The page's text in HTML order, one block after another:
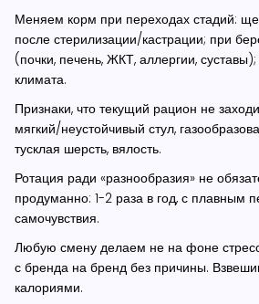
Меняем корм при переходах стадий:
после стерилизации/кастрации; при
(почки, печень, ЖКТ, аллергии,
климата.
Признаки, что текущий рацион не
мягкий/неустойчивый стул,
тусклая шерсть, вялость.
Ротация ради «разнообразия» не
продуманно: 1-2 раза в год, с плавным
самочувствия.
Любую смену делаем не на фоне
с бренда на бренд без причины.
калориями.